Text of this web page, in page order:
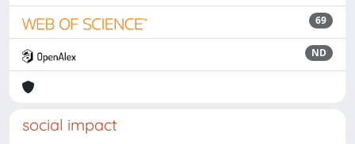
69
ND
social impact